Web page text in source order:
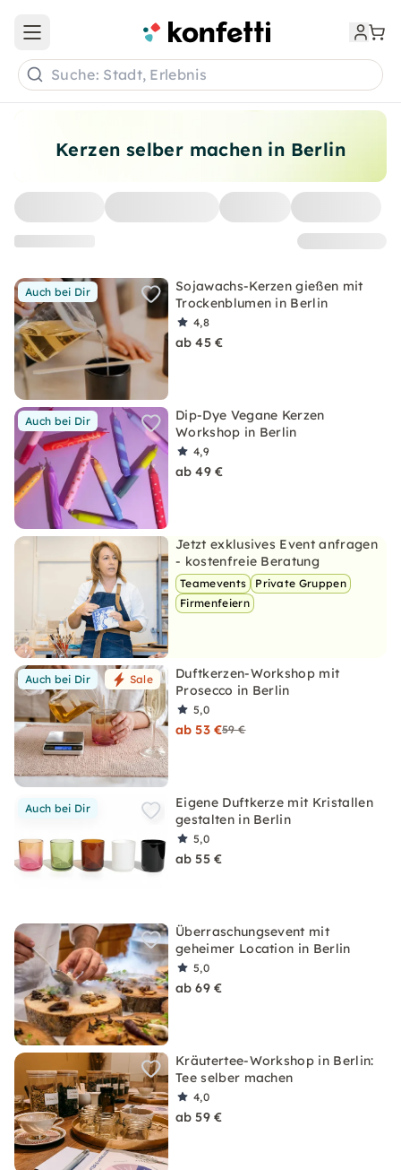
Kerzen selber machen in Berlin
Auch bei Dir
Sojawachs-Kerzen gießen mit
Trockenblumen in Berlin
4,8
ab 45 €
Auch bei Dir
Dip-Dye Vegane Kerzen
Workshop in Berlin
4,9
ab 49 €
Jetzt exklusives Event anfragen
- kostenfreie Beratung
Teamevents
Private Gruppen
Firmenfeiern
Auch bei Dir Sale
Duftkerzen-Workshop mit
Prosecco in Berlin
5,0
ab 53 €59 €
Auch bei Dir
Eigene Duftkerze mit Kristallen
gestalten in Berlin
5,0
ab 55 €
Überraschungsevent mit
geheimer Location in Berlin
5,0
ab 69 €
Kräutertee-Workshop in Berlin:
Tee selber machen
4,0
ab 59 €
Open main menu
Suche: Stadt, Erlebnis